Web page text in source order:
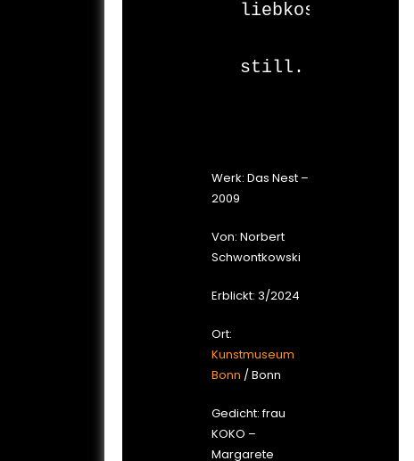
liebkosend
still.
Werk: Das Nest –
2009
Von: Norbert
Schwontkowski
Erblickt: 3/2024
Ort:
Kunstmuseum
Bonn / Bonn
Gedicht: frau
KOKO –
Margarete